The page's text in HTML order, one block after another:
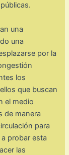
una
una
por la
los
que buscan
el medio
de manera
para
probar esta
las